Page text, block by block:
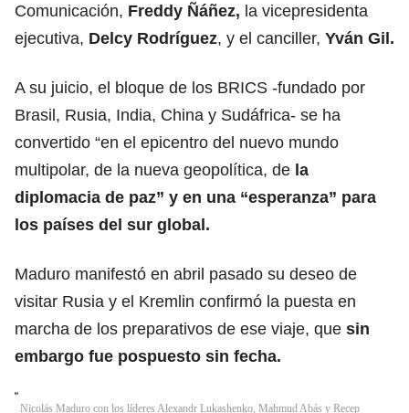
Comunicación, Freddy Ñáñez, la vicepresidenta
ejecutiva, Delcy Rodríguez, y el canciller, Yván Gil.
A su juicio, el bloque de los BRICS -fundado por
Brasil, Rusia, India, China y Sudáfrica- se ha
convertido “en el epicentro del nuevo mundo
multipolar, de la nueva geopolítica, de la
diplomacia de paz” y en una “esperanza” para
los países del sur global.
Maduro manifestó en abril pasado su deseo de
visitar Rusia y el Kremlin confirmó la puesta en
marcha de los preparativos de ese viaje, que sin
embargo fue pospuesto sin fecha.
Nicolás Maduro con los líderes Alexandr Lukashenko, Mahmud Abás y Recep